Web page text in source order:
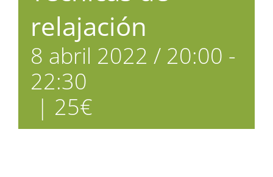
relajación
8 abril 2022 / 20:00 -
22:30
| 25€